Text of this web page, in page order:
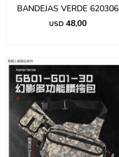
BANDEJAS VERDE 620306
USD 48,00